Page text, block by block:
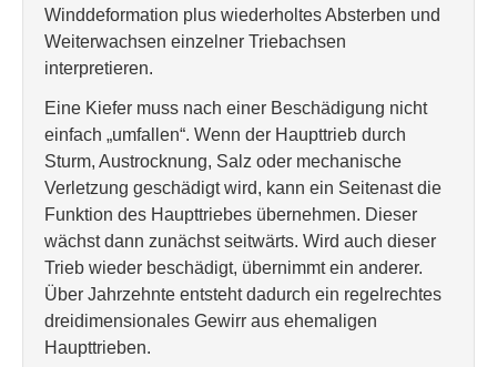
Winddeformation plus wiederholtes Absterben und
Weiterwachsen einzelner Triebachsen
interpretieren.
Eine Kiefer muss nach einer Beschädigung nicht
einfach „umfallen“. Wenn der Haupttrieb durch
Sturm, Austrocknung, Salz oder mechanische
Verletzung geschädigt wird, kann ein Seitenast die
Funktion des Haupttriebes übernehmen. Dieser
wächst dann zunächst seitwärts. Wird auch dieser
Trieb wieder beschädigt, übernimmt ein anderer.
Über Jahrzehnte entsteht dadurch ein regelrechtes
dreidimensionales Gewirr aus ehemaligen
Haupttrieben.